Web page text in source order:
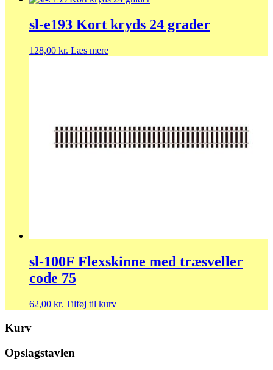
sl-e193 Kort kryds 24 grader
128,00 kr. Læs mere
sl-100F Flexskinne med træsveller
code 75
62,00 kr. Tilføj til kurv
Kurv
Opslagstavlen